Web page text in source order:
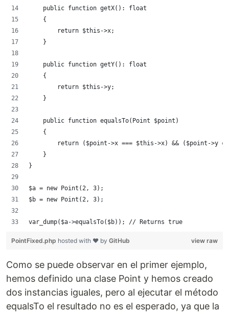
    public function getX(): float
    {
        return $this->x;
    }
    public function getY(): float
    {
        return $this->y;
    }
    public function equalsTo(Point $point)
    {
return ($point->x === $this->x) && ($point->y
    }
}
$a = new Point(2, 3);
$b = new Point(2, 3);
var_dump($a->equalsTo($b)); // Returns true
view raw
PointFixed.php hosted with ❤ by GitHub
Como se puede observar en el primer ejemplo,
hemos definido una clase Point y hemos creado
dos instancias iguales, pero al ejecutar el método
equalsTo el resultado no es el esperado, ya que la